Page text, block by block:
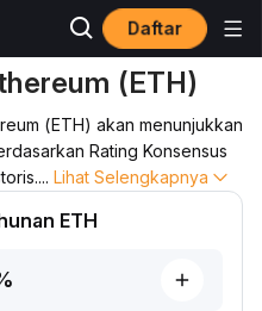
Daftar
(ETH)
(ETH) akan menunjukkan
Rating Konsensus
... Lihat Selengkapnya
ETH